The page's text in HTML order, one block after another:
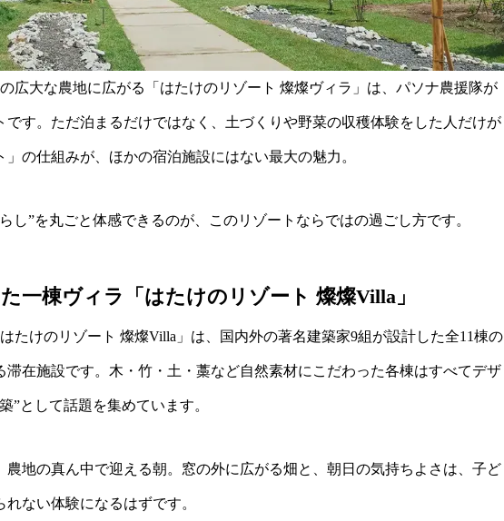
広大な農地に広がる「はたけのリゾート 燦燦ヴィラ」は、パソナ農援隊が
です。ただ泊まるだけではなく、土づくりや野菜の収穫体験をした人だけが
の仕組みが、ほかの宿泊施設にはない最大の魅力。
し”を丸ごと体感できるのが、このリゾートならではの過ごし方です。
一棟ヴィラ「はたけのリゾート 燦燦Villa」
たけのリゾート 燦燦Villa」は、国内外の著名建築家9組が設計した全11棟の
滞在施設です。木・竹・土・藁など自然素材にこだわった各棟はすべてデザ
”として話題を集めています。
農地の真ん中で迎える朝。窓の外に広がる畑と、朝日の気持ちよさは、子ど
ない体験になるはずです。